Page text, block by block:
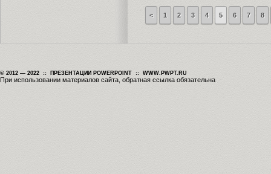
< 1 2 3 4 5 6 7 8
© 2012 — 2022 :: ПРЕЗЕНТАЦИИ POWERPOINT :: WWW.PWPT.RU
При использовании материалов сайта, обратная ссылка обязательна